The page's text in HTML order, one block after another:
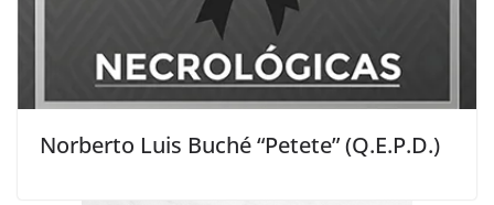
Norberto Luis Buché “Petete” (Q.E.P.D.)